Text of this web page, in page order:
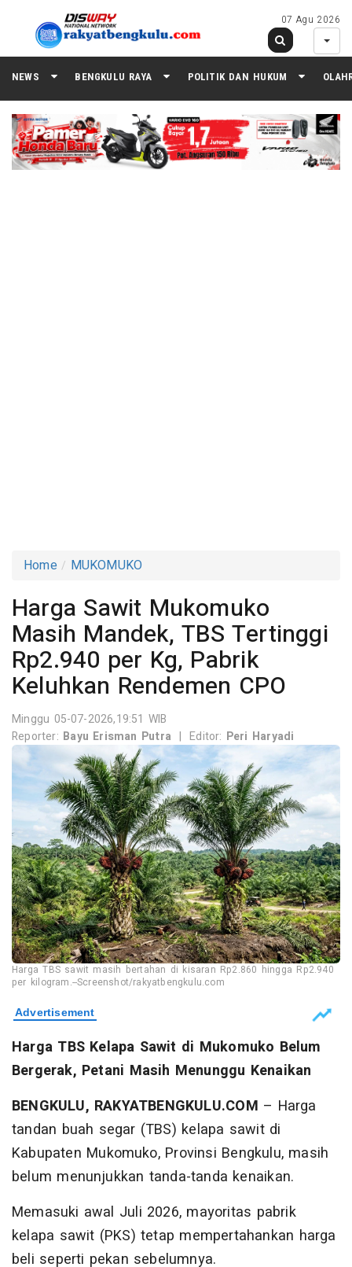
07 Agu 2026
NEWS BENGKULU RAYA POLITIK DAN HUKUM
Home MUKOMUKO
Harga Sawit Mukomuko
Masih Mandek, TBS Tertinggi
Rp2.940 per Kg, Pabrik
Keluhkan Rendemen CPO
Minggu 05-07-2026,19:51 WIB
Reporter: Bayu Erisman Putra | Editor: Peri Haryadi
Harga TBS sawit masih bertahan di kisaran Rp2.860 hingga Rp2.940
per kilogram.--Screenshot/rakyatbengkulu.com
Harga TBS Kelapa Sawit di Mukomuko Belum
Bergerak, Petani Masih Menunggu Kenaikan
BENGKULU, RAKYATBENGKULU.COM – Harga
tandan buah segar (TBS) kelapa sawit di
Kabupaten Mukomuko, Provinsi Bengkulu, masih
belum menunjukkan tanda-tanda kenaikan.
Memasuki awal Juli 2026, mayoritas pabrik
kelapa sawit (PKS) tetap mempertahankan harga
beli seperti pekan sebelumnya.